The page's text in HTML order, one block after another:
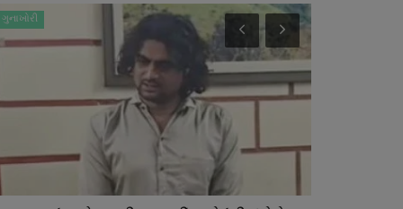
ગુનાખોરી